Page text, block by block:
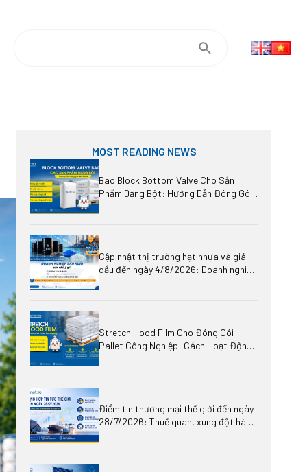
MOST READING NEWS
Bao Block Bottom Valve Cho Sản
Phẩm Dạng Bột: Hướng Dẫn Đóng Gói
Hàng Xuất Khẩu
Cập nhật thị trường hạt nhựa và giá
dầu đến ngày 4/8/2026: Doanh nghiệp
Stretch Hood Film Cho Đóng Gói
Pallet Công Nghiệp: Cách Hoạt Động,
Lợi Ích Và Ứng Dụng
Điểm tin thương mại thế giới đến ngày
28/7/2026: Thuế quan, xung đột hàng
hải và áp lực mới lên hạt nhựa, bao bì,